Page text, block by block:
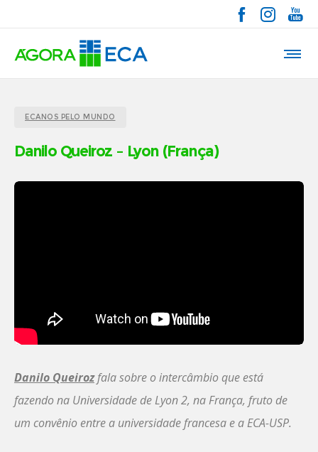
ECANOS PELO MUNDO
Danilo Queiroz – Lyon (França)
Danilo Queirozfala sobre o intercâmbio que está
fazendo na Universidade de Lyon 2, na França, fruto de
um convênio entre a universidade francesa e a ECA-USP.